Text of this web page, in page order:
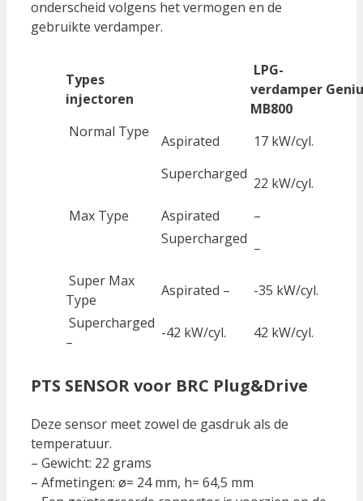
onderscheid volgens het vermogen en de
gebruikte verdamper.
Types
injectoren
LPG-
verdamper
MB800
Normal Type
Aspirated
17 kW/cyl.
Supercharged
22 kW/cyl.
Max Type
Aspirated
–
Supercharged
–
Super Max
Type
Aspirated –
-35 kW/cyl.
Supercharged
–
-42 kW/cyl. 42 kW/cyl.
PTS SENSOR voor BRC Plug&Drive
Deze sensor meet zowel de gasdruk als de
temperatuur.
– Gewicht: 22 grams
– Afmetingen: ø= 24 mm, h= 64,5 mm